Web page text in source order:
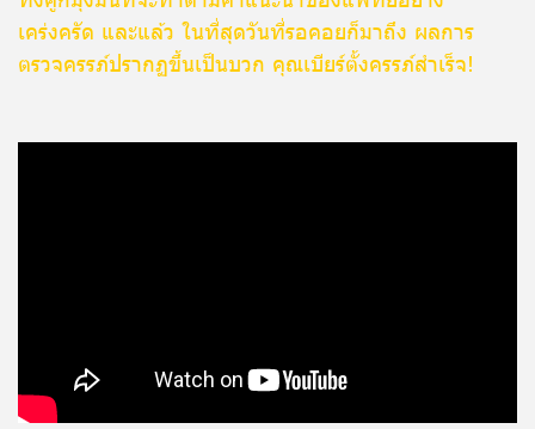
เคร่งครัด และแล้ว ในที่สุดวันที่รอคอยก็มาถึง ผลการ
ตรวจครรภ์ปรากฏขึ้นเป็นบวก คุณเบียร์ตั้งครรภ์สำเร็จ!